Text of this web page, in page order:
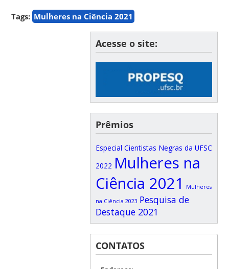
Tags: Mulheres na Ciência 2021
Acesse o site:
Prêmios
Especial Cientistas Negras da UFSC
2022 Mulheres na
Ciência 2021
Mulheres
na Ciência 2023 Pesquisa de
Destaque 2021
CONTATOS